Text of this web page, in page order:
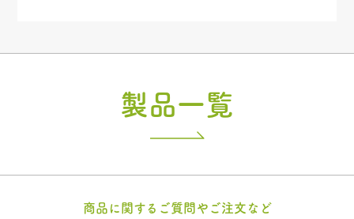
製品一覧
商品に関するご質問やご注文など